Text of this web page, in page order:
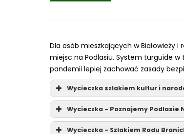
Dla osób mieszkających w Białowieży
miejsc na Podlasiu. System turguide
pandemii lepiej zachować zasady
Wycieczka szlakiem kultur i
Wycieczka - Poznajemy Podlasie
Wycieczka - Szlakiem Rodu